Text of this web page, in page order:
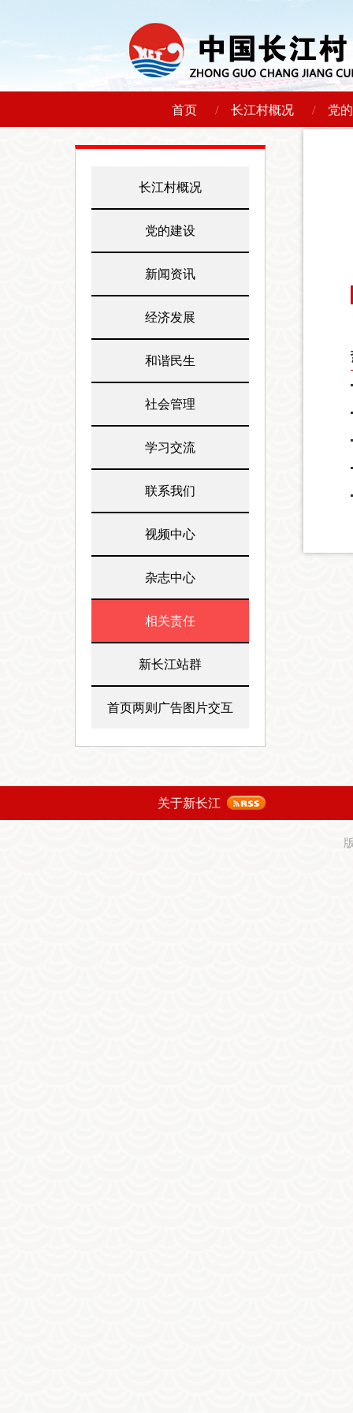
首页 / 长江村概况 / 党
长江村概况
党的建设
新闻资讯
经济发展
和谐民生
社会管理
学习交流
联系我们
视频中心
杂志中心
相关责任
新长江站群
首页两则广告图片交互
关于新长江